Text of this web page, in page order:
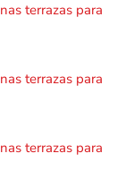
terrazas para
terrazas para
terrazas para